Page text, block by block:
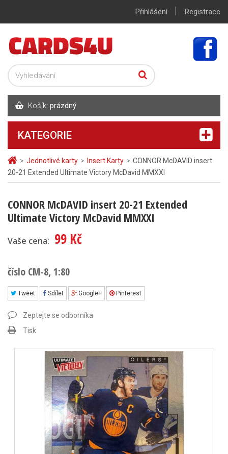
> Jednotlivé karty > Insert Karty > CONNOR McDAVID insert
20-21 Extended Ultimate Victory McDavid MMXXI
CONNOR McDAVID insert 20-21 Extended
Ultimate Victory McDavid MMXXI
Vaše cena: 99 Kč
číslo CM-8, 1:80
Tweet Sdílet Google+ Pinterest
Zeptejte se odborníka
Tisk
Přihlášení | Registrace
Košík: prázdný
KATEGORIE